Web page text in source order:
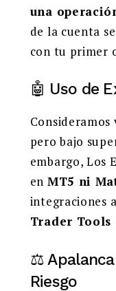
una
de la cuenta
con tu primer
🤖 Uso de
pero bajo
embargo, Los
en MT5 ni
integraciones
Trader Tools
⚖️
Riesgo